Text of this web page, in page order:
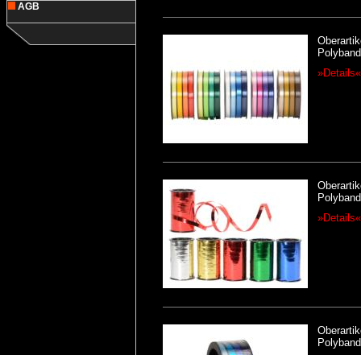
AGB
»Details«
»Details«